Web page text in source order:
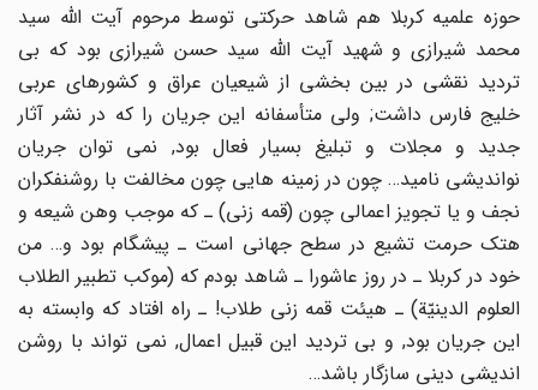
حوزه علمیه کربلا هم شاهد حرکتى توسط مرحوم آیت اللّه سید
محمد شیرازى و شهید آیت اللّه سید حسن شیرازى بود که بى
تردید نقشى در بین بخشى از شیعیان عراق و کشورهاى عربى
خلیج فارس داشت; ولى متأسفانه این جریان را که در نشر آثار
جدید و مجلات و تبلیغ بسیار فعال بود, نمى توان جریان
نواندیشى نامید… چون در زمینه هایى چون مخالفت با روشنفکران
نجف و یا تجویز اعمالى چون (قمه زنى) ـ که موجب وهن شیعه و
هتک حرمت تشیع در سطح جهانى است ـ پیشگام بود و… من
خود در کربلا ـ در روز عاشورا ـ شاهد بودم که (موکب تطبیر الطلاب
العلوم الدینیّة) ـ هیئت قمه زنى طلاب! ـ راه افتاد که وابسته به
این جریان بود, و بى تردید این قبیل اعمال, نمى تواند با روشن
اندیشى دینى سازگار باشد…